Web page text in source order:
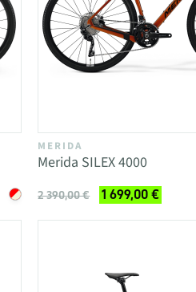
MERIDA
Merida SILEX 4000
2 390,00 € 1 699,00 €